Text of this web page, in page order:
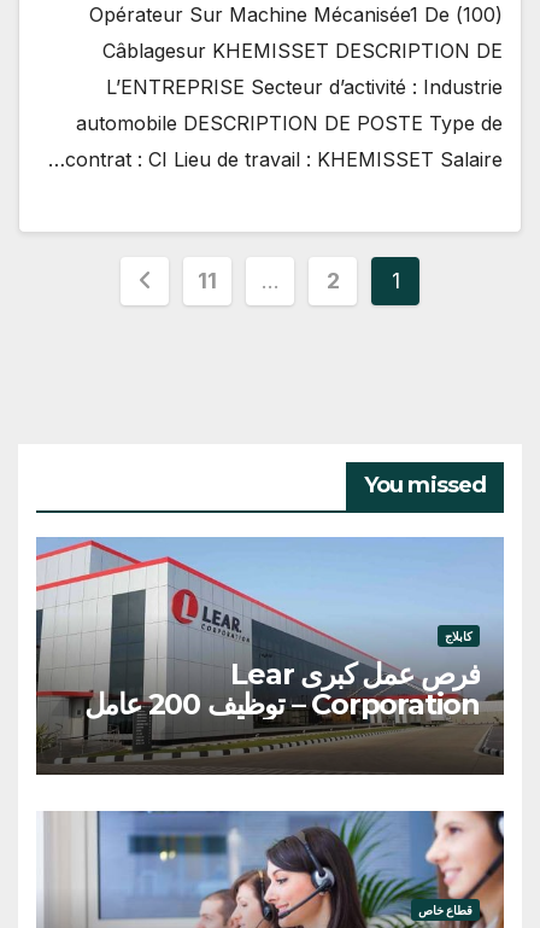
(100) Opérateur Sur Machine Mécanisée1 De
Câblagesur KHEMISSET DESCRIPTION DE
L’ENTREPRISE Secteur d’activité : Industrie
automobile DESCRIPTION DE POSTE Type de
contrat : CI Lieu de travail : KHEMISSET Salaire…
تعدد
1
2
…
11
You missed
كابلاج
فرص عمل كبرى Lear
Corporation – توظيف 200 عامل
وعاملة
قطاع خاص